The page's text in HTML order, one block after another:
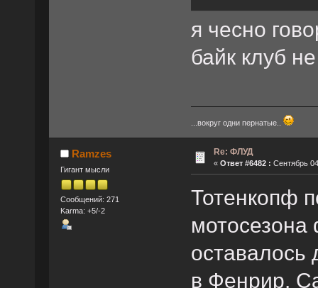
я чесно
байк клуб
...вокруг одни пернатые..
Ramzes
Гигант мысли
Сообщений: 271
Karma: +5/-2
Re: ФЛУД
« Ответ #6482 : Сентябрь
Тотенкопф
мотосезона
оставалось
в Фенрир.